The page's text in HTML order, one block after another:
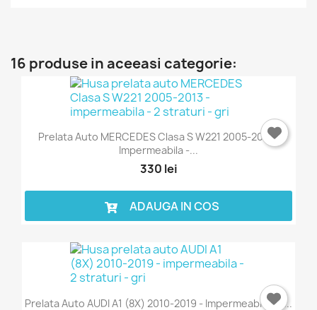
16 produse in aceeasi categorie:
Prelata Auto MERCEDES Clasa S W221 2005-2013 -
Impermeabila -...
330 lei
ADAUGA IN COS
Prelata Auto AUDI A1 (8X) 2010-2019 - Impermeabila - 2...